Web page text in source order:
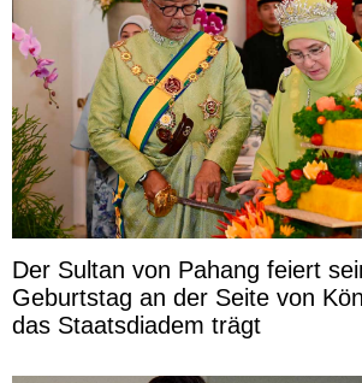
Der Sultan von Pahang feiert
Geburtstag an der Seite von
das Staatsdiadem trägt